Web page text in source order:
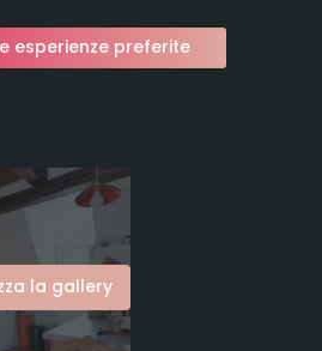
esperienze preferite
la gallery